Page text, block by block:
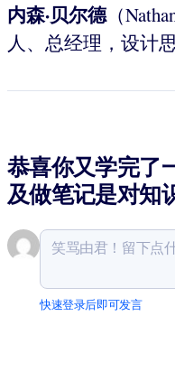
内森·贝尔德（
人、总经理，设计
恭喜你又学完了
及做笔记是对知
快速登录后即可发言